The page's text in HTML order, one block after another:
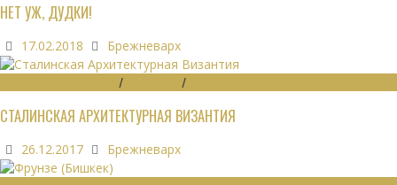
НЕТ УЖ, ДУДКИ!
17.02.2018 Брежневарх
/ /
СТАЛИНСКАЯ АРХИТЕКТУРНАЯ ВИЗАНТИЯ
26.12.2017 Брежневарх